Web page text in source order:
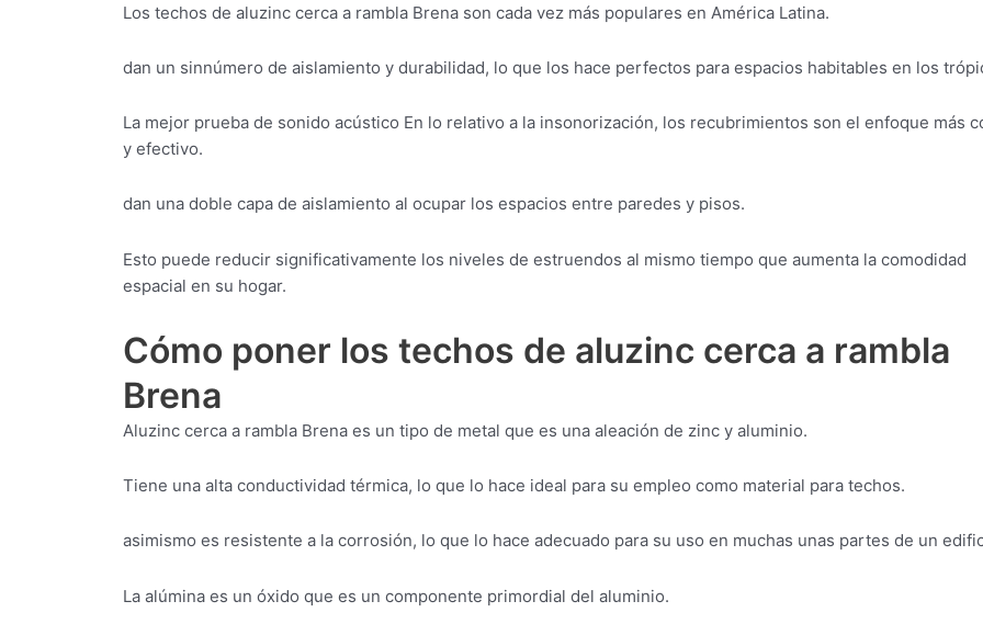
Los techos de aluzinc cerca a rambla Brena son cada vez más populares en América Latina.
dan un sinnúmero de aislamiento y durabilidad, lo que los hace perfectos para espacios habitables en los
La mejor prueba de sonido acústico En lo relativo a la insonorización, los recubrimientos son el enfoque más
y efectivo.
dan una doble capa de aislamiento al ocupar los espacios entre paredes y pisos.
Esto puede reducir significativamente los niveles de estruendos al mismo tiempo que aumenta la comodidad
espacial en su hogar.
Cómo poner los techos de aluzinc cerca a rambla
Brena
Aluzinc cerca a rambla Brena es un tipo de metal que es una aleación de zinc y aluminio.
Tiene una alta conductividad térmica, lo que lo hace ideal para su empleo como material para techos.
asimismo es resistente a la corrosión, lo que lo hace adecuado para su uso en muchas unas partes de un
La alúmina es un óxido que es un componente primordial del aluminio.